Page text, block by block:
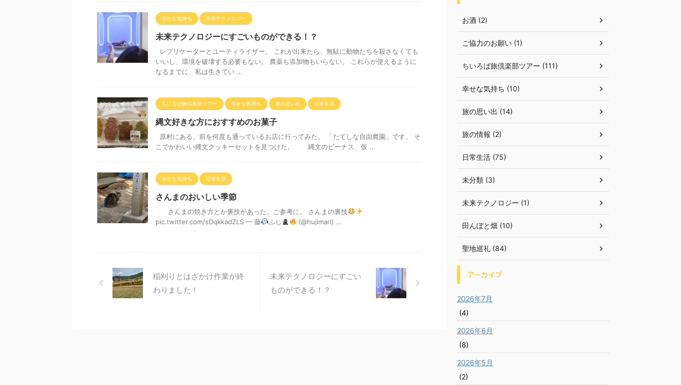
幸せな気持ち 未来テクノロジー
未来テクノロジーにすごいものができる！？
レプリケーターとユーティライザー。 これが出来たら、無駄に動物たちを殺さなくても
いいし、環境を破壊する必要もない。 農薬も添加物もいらない。 これらが使えるように
なるまでに、私は生きてい ...
ちいろば旅倶楽部ツアー 幸せな気持ち 旅の思い出 日常生活
縄文好きな方におすすめのお菓子
原村にある、前を何度も通っているお店に行ってみた。 「たてしな自由農園」です。 そ
こでかわいい縄文クッキーセットを見つけた。 縄文のビーナス、仮 ...
幸せな気持ち 日常生活
さんまのおいしい季節
さんまの焼き方とか裏技があった。ご参考に。 さんまの裏技
pic.twitter.com/sDqkkadZLS — 藤
ふじ (@hujimari) ...
稲刈りとはざかけ作業が終
わりました！
未来テクノロジーにすごい
ものができる！？
お酒 (2)
ご協力のお願い (1)
ちいろば旅倶楽部ツアー (111)
幸せな気持ち (10)
旅の思い出 (14)
旅の情報 (2)
日常生活 (75)
未分類 (3)
未来テクノロジー (1)
田んぼと畑 (10)
聖地巡礼 (84)
アーカイブ
2026年7月
(4)
2026年6月
(8)
2026年5月
(2)